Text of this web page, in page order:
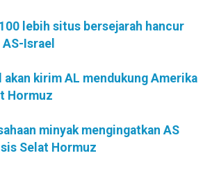
100 lebih situs bersejarah hancur
Israel
akan kirim AL mendukung Amerika
Hormuz
minyak mengingatkan AS
Selat Hormuz